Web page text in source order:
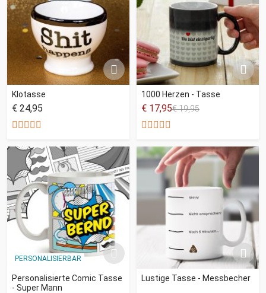
Klotasse
€ 24,95
1000 Herzen - Tasse
€ 17,95€ 19,95
PERSONALISIERBAR
Personalisierte Comic Tasse
- Super Mann
Lustige Tasse - Messbecher